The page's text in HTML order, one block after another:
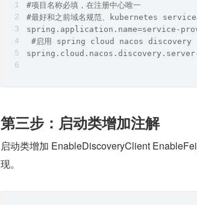
#项目名称必填，在注册中心唯一
#最好和之前域名规范、kubernetes service名
spring.application.name=service-
#启用 spring cloud nacos discovery
第三步：启动类增加注解
启动类增加 EnableDiscoveryClient
现。